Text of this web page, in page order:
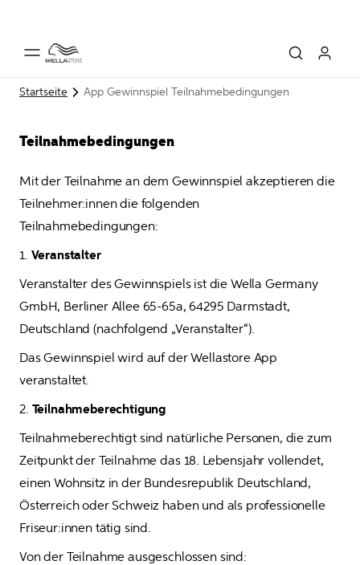
Startseite App Gewinnspiel Teilnahmebedingungen
Teilnahmebedingungen
Mit der Teilnahme an dem Gewinnspiel akzeptieren die
Teilnehmer:innen die folgenden
Teilnahmebedingungen:
1. Veranstalter
Veranstalter des Gewinnspiels ist die Wella Germany
GmbH, Berliner Allee 65-65a, 64295 Darmstadt,
Deutschland (nachfolgend „Veranstalter“).
Das Gewinnspiel wird auf der Wellastore App
veranstaltet.
2. Teilnahmeberechtigung
Teilnahmeberechtigt sind natürliche Personen, die zum
Zeitpunkt der Teilnahme das 18. Lebensjahr vollendet,
einen Wohnsitz in der Bundesrepublik Deutschland,
Österreich oder Schweiz haben und als professionelle
Friseur:innen tätig sind.
Von der Teilnahme ausgeschlossen sind: